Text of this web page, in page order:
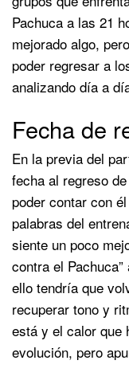
Pachuca a las 21
mejorado algo,
poder regresar a
analizando día a
Fecha de
En la previa del
fecha al regreso
poder contar con
palabras del
siente un poco
contra el
ello tendría que
recuperar tono y
está y el calor que
evolución, pero